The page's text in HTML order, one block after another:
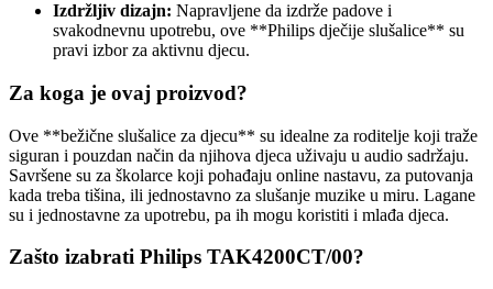
Izdržljiv dizajn: Napravljene da izdrže padove i
svakodnevnu upotrebu, ove **Philips dječije slušalice** su
pravi izbor za aktivnu djecu.
Za koga je ovaj proizvod?
Ove **bežične slušalice za djecu** su idealne za roditelje koji traže
siguran i pouzdan način da njihova djeca uživaju u audio sadržaju.
Savršene su za školarce koji pohađaju online nastavu, za putovanja
kada treba tišina, ili jednostavno za slušanje muzike u miru. Lagane
su i jednostavne za upotrebu, pa ih mogu koristiti i mlađa djeca.
Zašto izabrati Philips TAK4200CT/00?